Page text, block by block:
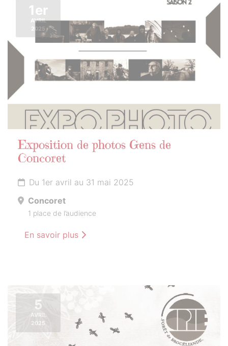
1er
AVRIL
2025
Exposition de photos Gens de
Concoret
Du 1er avril au 31 mai 2025
Concoret
1 place de l’audience
En savoir plus
5
AVRIL
2025